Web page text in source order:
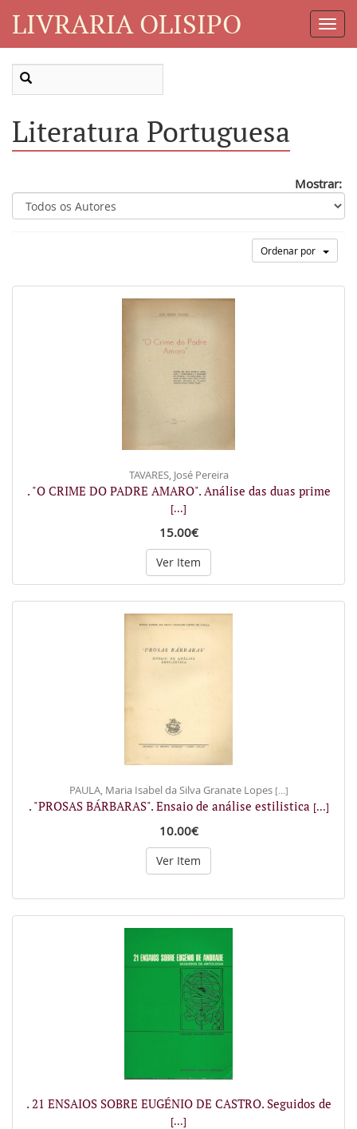
LIVRARIA OLISIPO
Literatura Portuguesa
Mostrar:
Ordenar por
TAVARES, José Pereira
. "O CRIME DO PADRE AMARO". Análise das duas prime
[...]
15.00€
Ver Item
PAULA, Maria Isabel da Silva Granate Lopes [...]
. "PROSAS BÁRBARAS". Ensaio de análise estilistica [...]
10.00€
Ver Item
. 21 ENSAIOS SOBRE EUGÉNIO DE CASTRO. Seguidos de
[...]